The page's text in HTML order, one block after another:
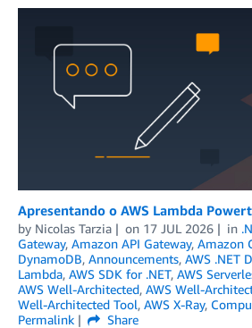
Apresentando o AWS Lambda
by Nicolas Tarzia on 17 JUL 2026 in
Gateway, Amazon API Gateway, Amazon
DynamoDB, Announcements, AWS .NET
Lambda, AWS SDK for .NET, AWS
AWS Well-Architected, AWS Well-
Well-Architected Tool, AWS X-Ray,
Permalink
Share